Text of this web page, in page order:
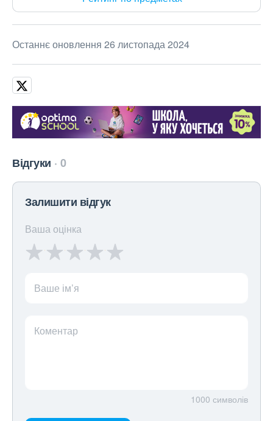
Останнє оновлення 26 листопада 2024
Відгуки 0
Залишити відгук
Ваша оцінка
Ваше ім’я
Коментар
1000 символів